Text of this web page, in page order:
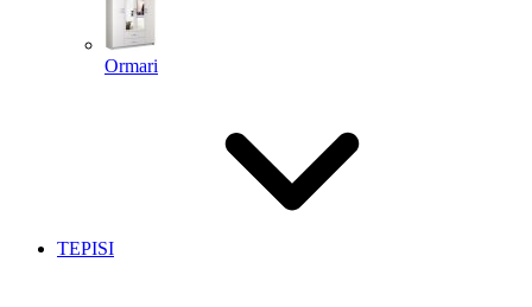
Ormari
TEPISI